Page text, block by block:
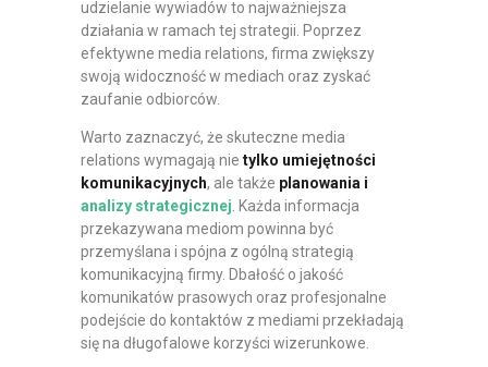
udzielanie wywiadów to najważniejsza
działania w ramach tej strategii. Poprzez
efektywne media relations, firma zwiększy
swoją widoczność w mediach oraz zyskać
zaufanie odbiorców.
Warto zaznaczyć, że skuteczne media
relations wymagają nie tylko umiejętności
komunikacyjnych, ale także planowania i
analizy strategicznej . Każda informacja
przekazywana mediom powinna być
przemyślana i spójna z ogólną strategią
komunikacyjną firmy. Dbałość o jakość
komunikatów prasowych oraz profesjonalne
podejście do kontaktów z mediami przekładają
się na długofalowe korzyści wizerunkowe.